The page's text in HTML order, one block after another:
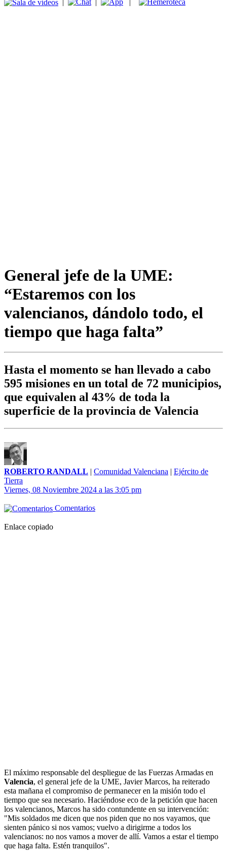
| | |
General jefe de la UME:
“Estaremos con los
valencianos, dándolo todo, el
tiempo que haga falta”
Hasta el momento se han llevado a cabo
595 misiones en un total de 72 municipios,
que equivalen al 43% de toda la
superficie de la provincia de Valencia
ROBERTO RANDALL | Comunidad Valenciana | Ejército de
Tierra
Viernes, 08 Noviembre 2024 a las 3:05 pm
Comentarios
Enlace copiado
El máximo responsable del despliegue de las Fuerzas Armadas en
Valencia, el general jefe de la UME, Javier Marcos, ha reiterado
esta mañana el compromiso de permanecer en la misión todo el
tiempo que sea necesario. Haciéndose eco de la petición que hacen
los valencianos, Marcos ha sido contundente en su intervención:
"Mis soldados me dicen que nos piden que no nos vayamos, que
sienten pánico si nos vamos; vuelvo a dirigirme a todos los
valencianos: no nos vamos a mover de allí. Vamos a estar el tiempo
que haga falta. Estén tranquilos".